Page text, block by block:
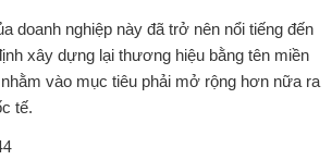
doanh nghiệp này đã trở nên nổi tiếng đến
xây dựng lại thương hiệu bằng tên miền
vào mục tiêu phải mở rộng hơn nữa ra
tế.